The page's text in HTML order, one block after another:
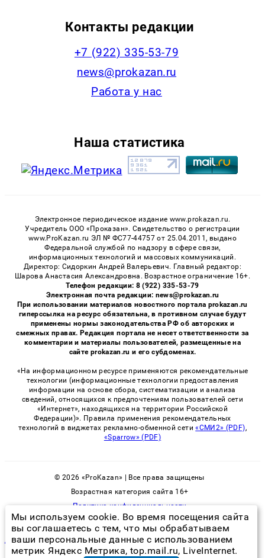
Контакты редакции
+7 (922) 335-53-79
news@prokazan.ru
Работа у нас
Наша статистика
Электронное периодическое издание www.prokazan.ru.
Учредитель ООО «Проказан». Cвидетельство о регистрации
www.ProKazan.ru ЭЛ № ФС77-44757 от 25.04.2011, выдано
Федеральной службой по надзору в сфере связи,
информационных технологий и массовых коммуникаций.
Директор: Сидоркин Андрей Валерьевич. Главный редактор:
Шарова Анастасия Александровна. Возрастное ограничение 16+.
Телефон редакции: 8 (922) 335-53-79
Электронная почта редакции: news@prokazan.ru
При использовании материалов новостного портала prokazan.ru
гиперссылка на ресурс обязательна, в противном случае будут
применены нормы законодательства РФ об авторских и
смежных правах. Редакция портала не несет ответственности за
комментарии и материалы пользователей, размещенные на
сайте prokazan.ru и его субдоменах.
«На информационном ресурсе применяются рекомендательные
технологии (информационные технологии предоставления
информации на основе сбора, систематизации и анализа
сведений, относящихся к предпочтениям пользователей сети
«Интернет», находящихся на территории Российской
Федерации)». Правила применения рекомендательных
технологий в виджетах рекламно-обменной сети«СМИ2» (PDF),
«Sparrow» (PDF)
© 2026 «ProKazan» | Все права защищены
Возрастная категория сайта 16+
Политика конфиденциальности
диатомит против тараканов
Мы используем cookie. Во время посещения сайта
вы соглашаетесь с тем, что мы обрабатываем
ваши персональные данные с использованием
метрик Яндекс Метрика, top.mail.ru, LiveInternet.